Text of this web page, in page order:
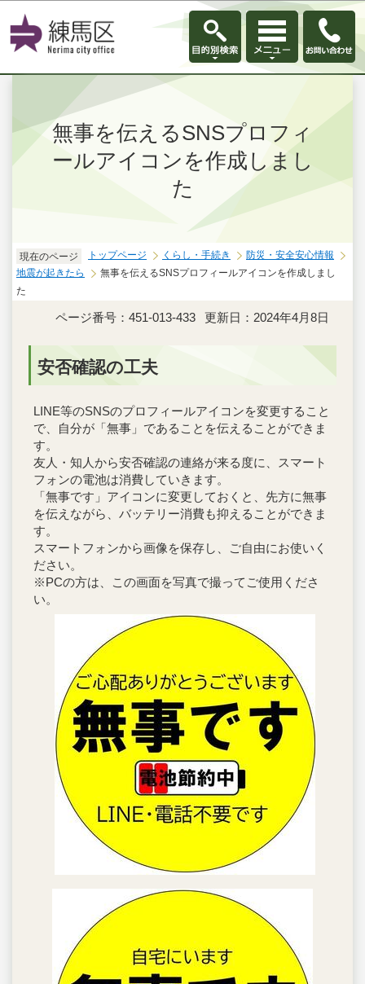
このページの本文へ移動
無事を伝えるSNSプロフィ
ールアイコンを作成しまし
た
現在のページ トップページ くらし・手続き
防災・安全安心情報
地震が起きたら
無事を伝えるSNSプロフィールアイコンを作成しまし
た
ページ番号：451-013-433 更新日：2024年4月8日
安否確認の工夫
LINE等のSNSのプロフィールアイコンを変更すること
で、自分が「無事」であることを伝えることができま
す。
友人・知人から安否確認の連絡が来る度に、スマート
フォンの電池は消費していきます。
「無事です」アイコンに変更しておくと、先方に無事
を伝えながら、バッテリー消費も抑えることができま
す。
スマートフォンから画像を保存し、ご自由にお使いく
ださい。
※PCの方は、この画面を写真で撮ってご使用くださ
い。